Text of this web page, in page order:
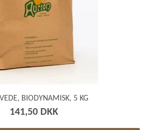
BIODYNAMISK, 5 KG
141,50 DKK